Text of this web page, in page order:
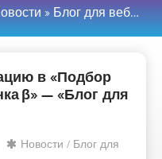
» Блог для вебмастеров
в «Подбор
β» — «Блог для
Новости / Блог для